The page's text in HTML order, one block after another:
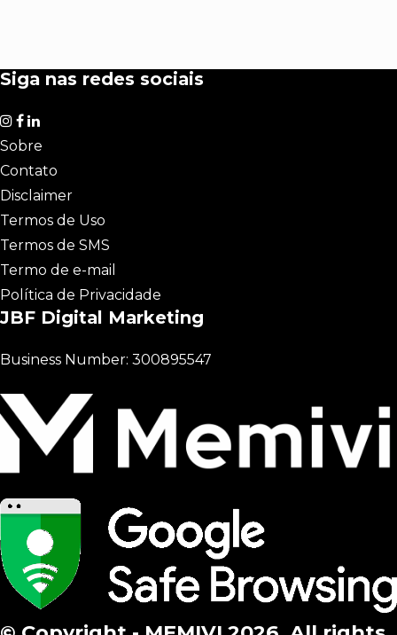
Siga nas redes sociais
Sobre
Contato
Disclaimer
Termos de Uso
Termos de SMS
Termo de e-mail
Política de Privacidade
JBF Digital Marketing
Business Number: 300895547